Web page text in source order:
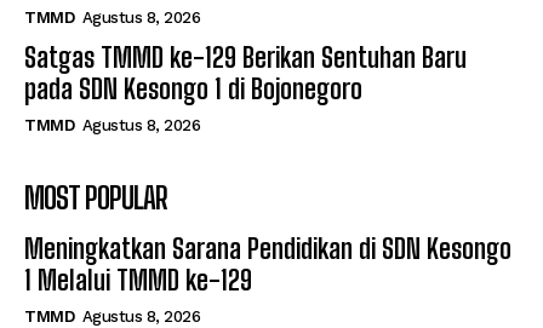
TMMD Agustus 8, 2026
Satgas TMMD ke-129 Berikan Sentuhan Baru
pada SDN Kesongo 1 di Bojonegoro
TMMD Agustus 8, 2026
MOST POPULAR
Meningkatkan Sarana Pendidikan di SDN Kesongo
1 Melalui TMMD ke-129
TMMD Agustus 8, 2026